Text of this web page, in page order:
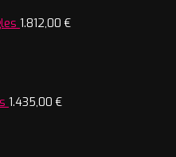
1.812,00 €
1.435,00 €